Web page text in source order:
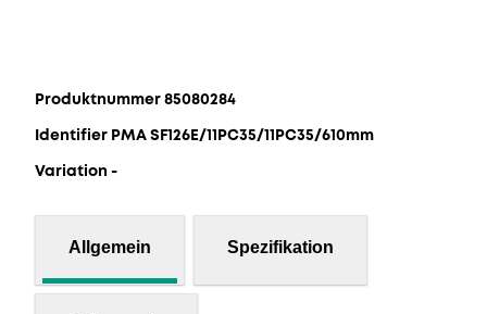
Produktnummer 85080284
Identifier PMA SF126E/11PC35/11PC35/610mm
Variation -
Allgemein Spezifikation